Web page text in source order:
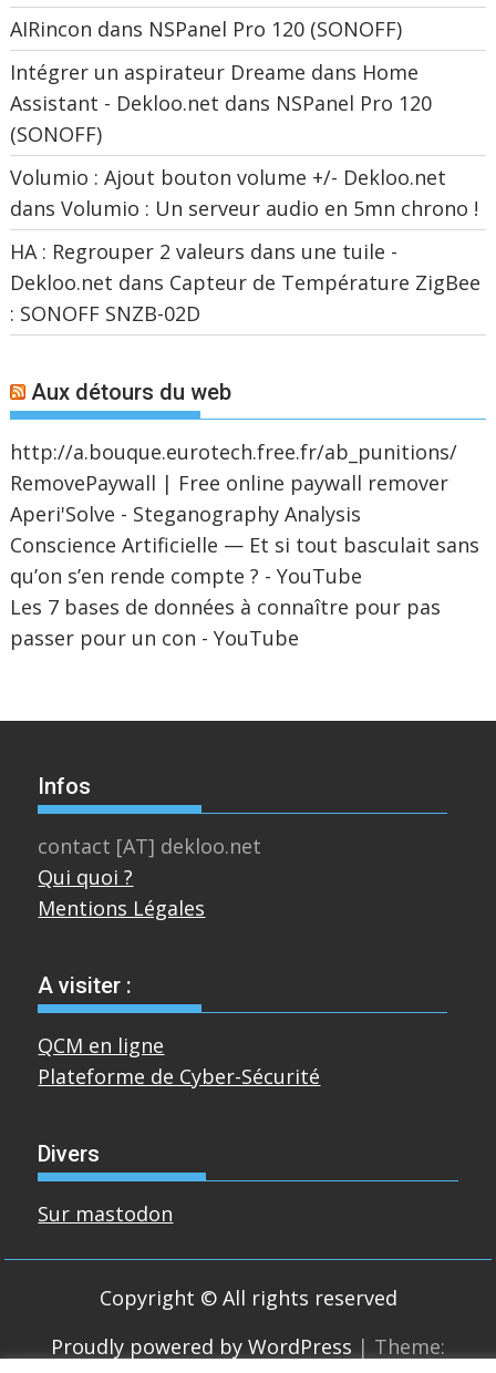
AIRincon dans NSPanel Pro 120 (SONOFF)
Intégrer un aspirateur Dreame dans Home
Assistant - Dekloo.net dans NSPanel Pro 120
(SONOFF)
Volumio : Ajout bouton volume +/- Dekloo.net
dansVolumio : Un serveur audio en 5mn chrono !
HA : Regrouper 2 valeurs dans une tuile -
Dekloo.net dans Capteur de Température ZigBee
: SONOFF SNZB-02D
Aux détours du web
http://a.bouque.eurotech.free.fr/ab_punitions/
RemovePaywall | Free online paywall remover
Aperi'Solve - Steganography Analysis
Conscience Artificielle — Et si tout basculait sans
qu’on s’en rende compte ? - YouTube
Les 7 bases de données à connaître pour pas
passer pour un con - YouTube
Infos
contact [AT] dekloo.net
Qui quoi ?
Mentions Légales
A visiter :
QCM en ligne
Plateforme de Cyber-Sécurité
Divers
Sur mastodon
Copyright © All rights reserved
Proudly powered by WordPress | Theme: